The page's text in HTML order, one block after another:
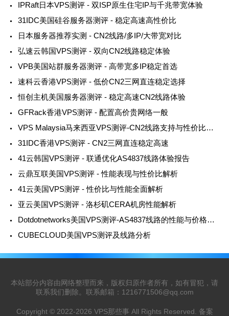
IPRaft日本VPS测评 - 双ISP原生住宅IP与千兆带宽体验
31IDC美国硅谷服务器测评 - 稳定高速高性价比
日本服务器推荐实测 - CN2线路/多IP/大带宽对比
弘速云韩国VPS测评 - 双向CN2线路稳定体验
VPB美国站群服务器测评 - 高带宽多IP稳定首选
速科云香港VPS测评 - 低价CN2三网直连稳定选择
恒创主机美国服务器测评 - 稳定高速CN2线路体验
GFRack香港VPS测评 - 配置高价贵网络一般
VPS Malaysia马来西亚VPS测评-CN2线路支持与性价比分析
31IDC香港VPS测评 - CN2三网直连稳定高速
41云韩国VPS测评 - 联通优化AS4837线路体验报告
云鼎互联美国VPS测评 - 性能表现与性价比解析
41云美国VPS测评 - 性价比与性能全面解析
亚云美国VPS测评 - 洛杉矶CERA机房性能解析
Dotdotnetworks美国VPS测评-AS4837线路的性能与价格分析
CUBECLOUD美国VPS测评及线路分析
本站部分内容由网络整理而来，版权归原作者所有，如有冒犯，请
联系我们删除。联系邮箱： 1216771506@qq.com
Copyright © 2022-2026 VPS那些事 All Rights Reserved. 备案